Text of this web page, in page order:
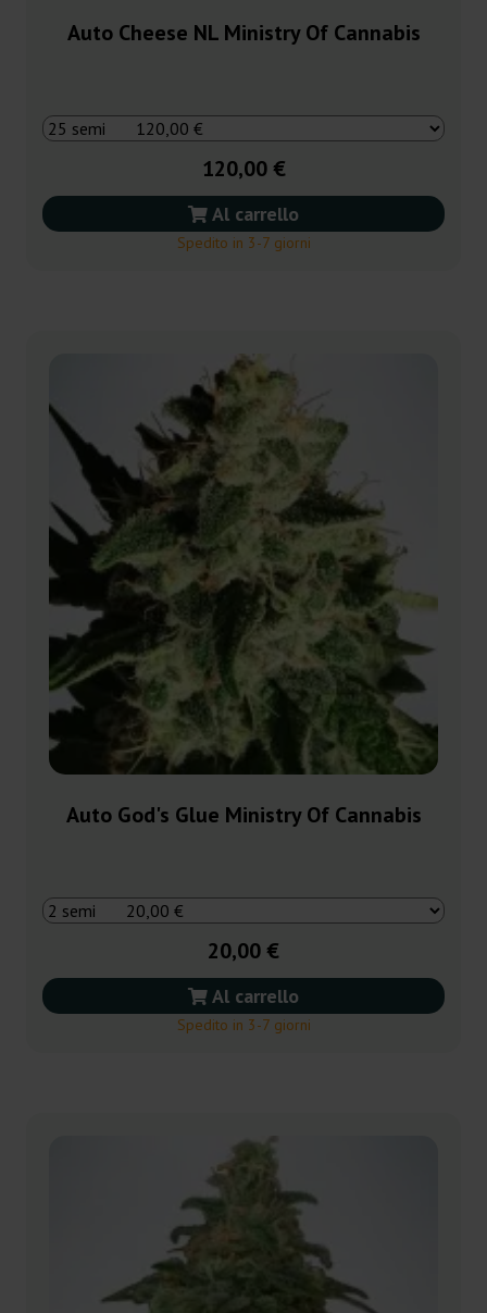
Auto Cheese NL Ministry Of Cannabis
120,00 €
Al carrello
Spedito in 3-7 giorni
Auto God's Glue Ministry Of Cannabis
20,00 €
Al carrello
Spedito in 3-7 giorni